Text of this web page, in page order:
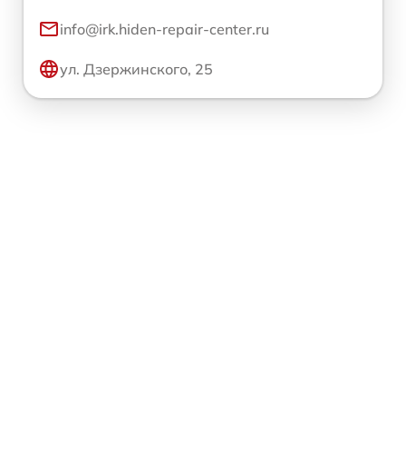
info@irk.hiden-repair-center.ru
ул. Дзержинского, 25